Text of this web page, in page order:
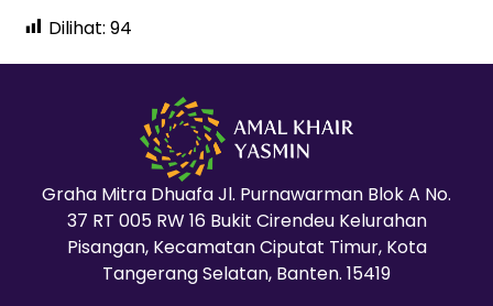
Dilihat: 94
Graha Mitra Dhuafa Jl. Purnawarman Blok A No.
37 RT 005 RW 16 Bukit Cirendeu Kelurahan
Pisangan, Kecamatan Ciputat Timur, Kota
Tangerang Selatan, Banten. 15419